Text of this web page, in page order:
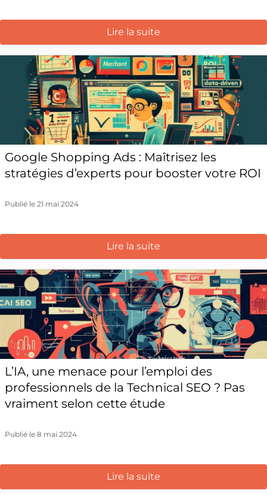
Lire la suite
Google Shopping Ads : Maîtrisez les
stratégies d’experts pour booster votre ROI
Publié le 21 mai 2024
Lire la suite
L’IA, une menace pour l’emploi des
professionnels de la Technical SEO ? Pas
vraiment selon cette étude
Publié le 8 mai 2024
Lire la suite